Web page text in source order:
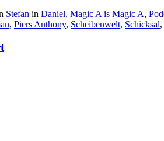
Stefan in Daniel, Magic A is Magic A,
, Piers Anthony, Scheibenwelt, Schicksal,